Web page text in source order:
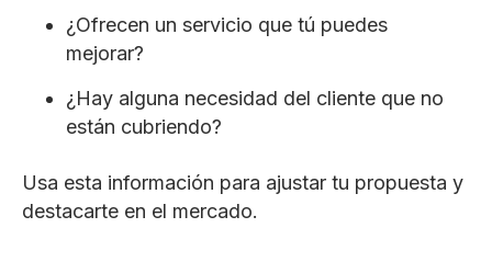
¿Ofrecen un servicio que tú puedes
mejorar?
¿Hay alguna necesidad del cliente que no
están cubriendo?
Usa esta información para ajustar tu propuesta y
destacarte en el mercado.